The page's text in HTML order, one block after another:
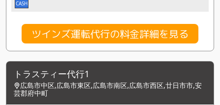
CASH
ツインズ運転代行の料金詳細を見る
トラスティー代行1
広島市中区,広島市東区,広島市南区,広島市西区,廿日市市,安
芸郡府中町